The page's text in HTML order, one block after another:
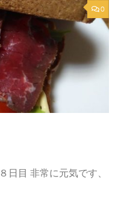
0
目 非常に元気です、